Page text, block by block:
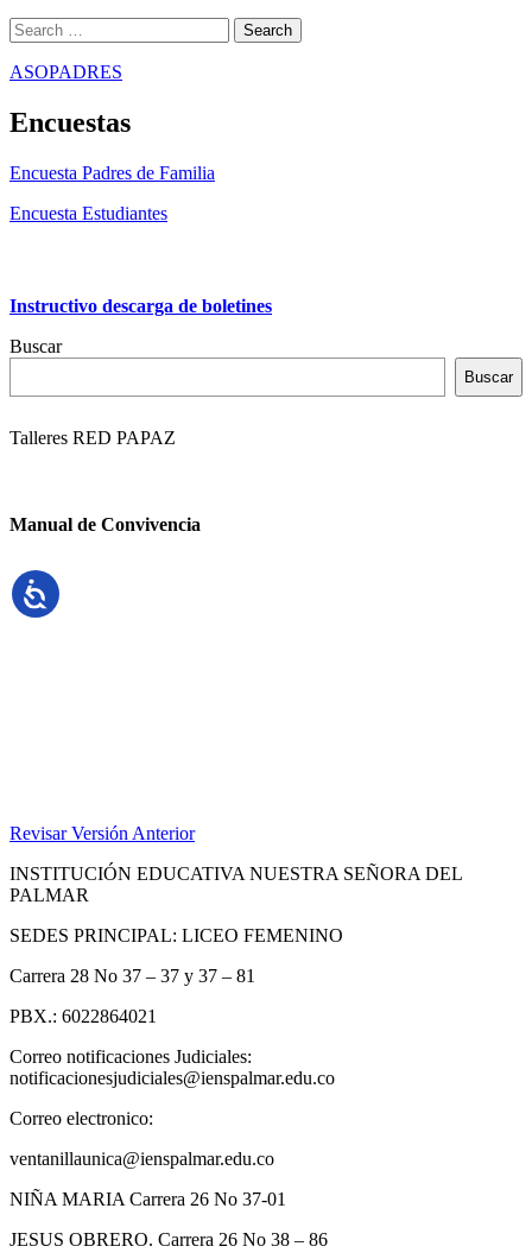
Search
for:
ASOPADRES
Encuestas
Encuesta Padres de Familia
Encuesta Estudiantes
Instructivo descarga de boletines
Buscar
Buscar
Talleres RED PAPAZ
Manual de Convivencia
Revisar Versión Anterior
INSTITUCIÓN EDUCATIVA NUESTRA SEÑORA DEL
PALMAR
SEDES PRINCIPAL: LICEO FEMENINO
Carrera 28 No 37 – 37 y 37 – 81
PBX.: 6022864021
Correo notificaciones Judiciales:
notificacionesjudiciales@ienspalmar.edu.co
Correo electronico:
ventanillaunica@ienspalmar.edu.co
NIÑA MARIA Carrera 26 No 37-01
JESUS OBRERO. Carrera 26 No 38 – 86